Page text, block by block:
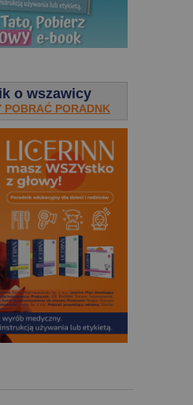
o wszawicy
POBRAĆ PORADNK